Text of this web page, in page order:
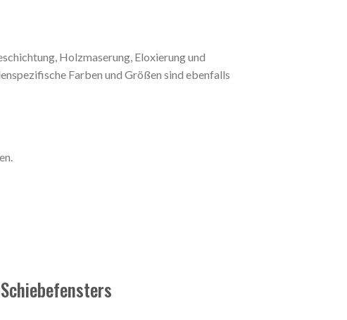
Holzmaserung, Eloxierung und
Farben und Größen sind ebenfalls